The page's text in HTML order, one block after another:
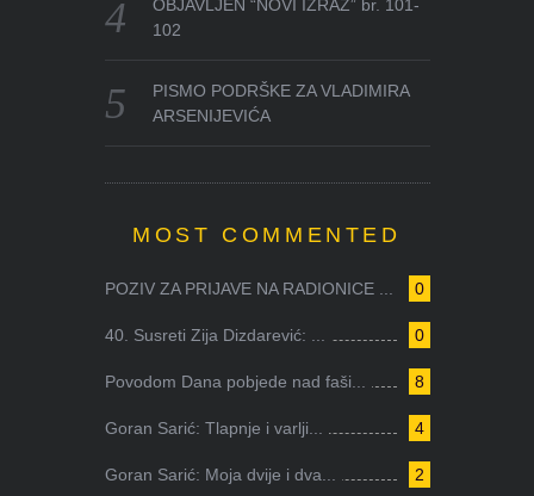
OBJAVLJEN “NOVI IZRAZ” br. 101-
102
PISMO PODRŠKE ZA VLADIMIRA
ARSENIJEVIĆA
MOST COMMENTED
0
POZIV ZA PRIJAVE NA RADIONICE ...
0
40. Susreti Zija Dizdarević: ...
8
Povodom Dana pobjede nad faši...
4
Goran Sarić: Tlapnje i varlji...
2
Goran Sarić: Moja dvije i dva...